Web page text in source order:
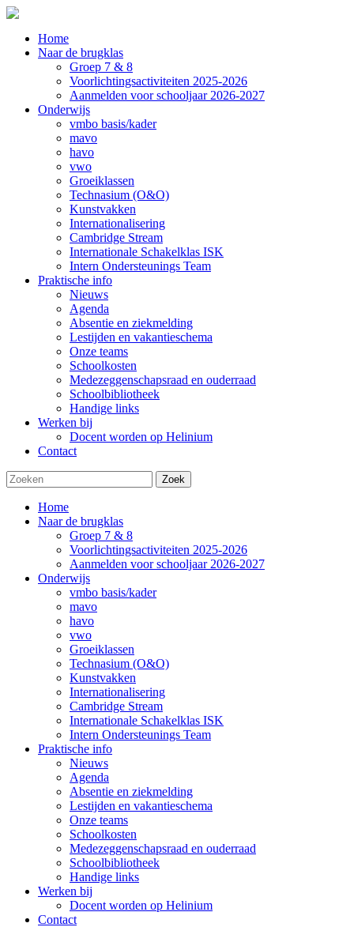
Home
Naar de brugklas
Groep 7 & 8
Voorlichtingsactiviteiten 2025-2026
Aanmelden voor schooljaar 2026-2027
Onderwijs
vmbo basis/kader
mavo
havo
vwo
Groeiklassen
Technasium (O&O)
Kunstvakken
Internationalisering
Cambridge Stream
Internationale Schakelklas ISK
Intern Ondersteunings Team
Praktische info
Nieuws
Agenda
Absentie en ziekmelding
Lestijden en vakantieschema
Onze teams
Schoolkosten
Medezeggenschapsraad en ouderraad
Schoolbibliotheek
Handige links
Werken bij
Docent worden op Helinium
Contact
Zoek
Home
Naar de brugklas
Groep 7 & 8
Voorlichtingsactiviteiten 2025-2026
Aanmelden voor schooljaar 2026-2027
Onderwijs
vmbo basis/kader
mavo
havo
vwo
Groeiklassen
Technasium (O&O)
Kunstvakken
Internationalisering
Cambridge Stream
Internationale Schakelklas ISK
Intern Ondersteunings Team
Praktische info
Nieuws
Agenda
Absentie en ziekmelding
Lestijden en vakantieschema
Onze teams
Schoolkosten
Medezeggenschapsraad en ouderraad
Schoolbibliotheek
Handige links
Werken bij
Docent worden op Helinium
Contact